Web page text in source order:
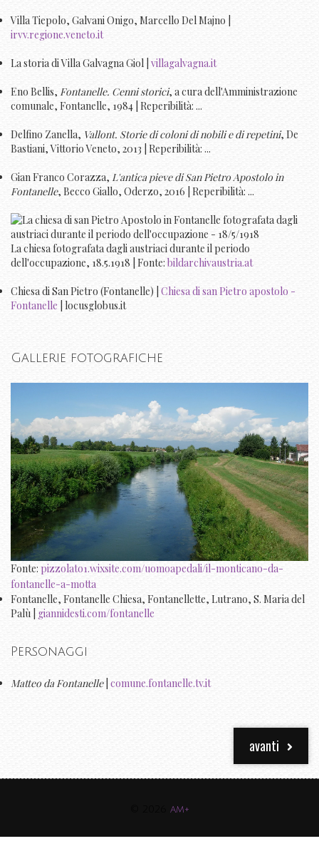
Villa Tiepolo, Galvani Onigo, Marcello Del Majno |
irvv.regione.veneto.it
La storia di Villa Galvagna Giol | villagalvagna.it
Eno Bellis, Fontanelle. Cenni storici, a cura dell'Amministrazione
comunale, Fontanelle, 1984 | Reperibilità: ...
Delfino Zanella, Vallont. Storie di coloni di nobili e di repetini, De
Bastiani, Vittorio Veneto, 2013 | Reperibilità: ...
Gian Franco Corazza, L'antica pieve di San Pietro Apostolo in
Fontanelle, Becco Giallo, Oderzo, 2016 | Reperibilità: ...
La chiesa fotografata dagli austriaci durante il periodo
dell'occupazione, 18.5.1918 | Fonte: bildarchivaustria.at
Chiesa di San Pietro (Fontanelle) | Chiesa di san Pietro apostolo -
Fontanelle | locusglobus.it
Gallerie fotografiche
Fonte: pizzolato1.wixsite.com/uomoapedali/il-monticano-da-
fontanelle-a-motta
Fontanelle, Fontanelle Chiesa, Fontanellette, Lutrano, S. Maria del
Palù | giannidesti.com/fontanelle
Personaggi
Matteo da Fontanelle| comune.fontanelle.tv.it
avanti
am+